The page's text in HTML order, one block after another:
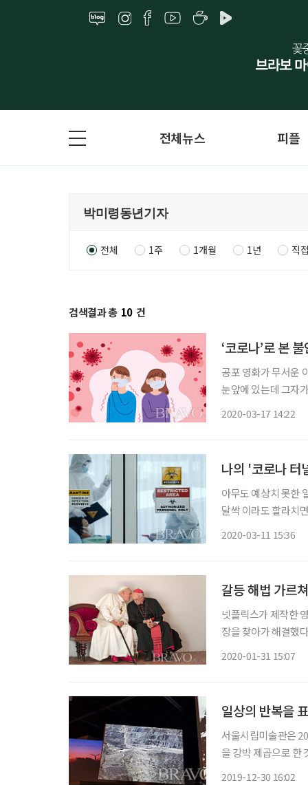
전체뉴스 피플
전체 1주 1개월 1년 직
검색결과 총 10 건
‘코로나’로 본
공포 영화가 무서운
눈앞에 있는데 그자
2020-03-17 14:22
나의 '코로나 터
아무도 예상치 못한
달싹 이라도 할라치
2020-03-11 15:36
갈등 해법 가르
넷플릭스가 제작한
장을 찾아가 해결했
2020-01-31 15:07
일상의 반복을
서울시립미술관은
을 강박 제곱으로 한
2019-12-30 16:02